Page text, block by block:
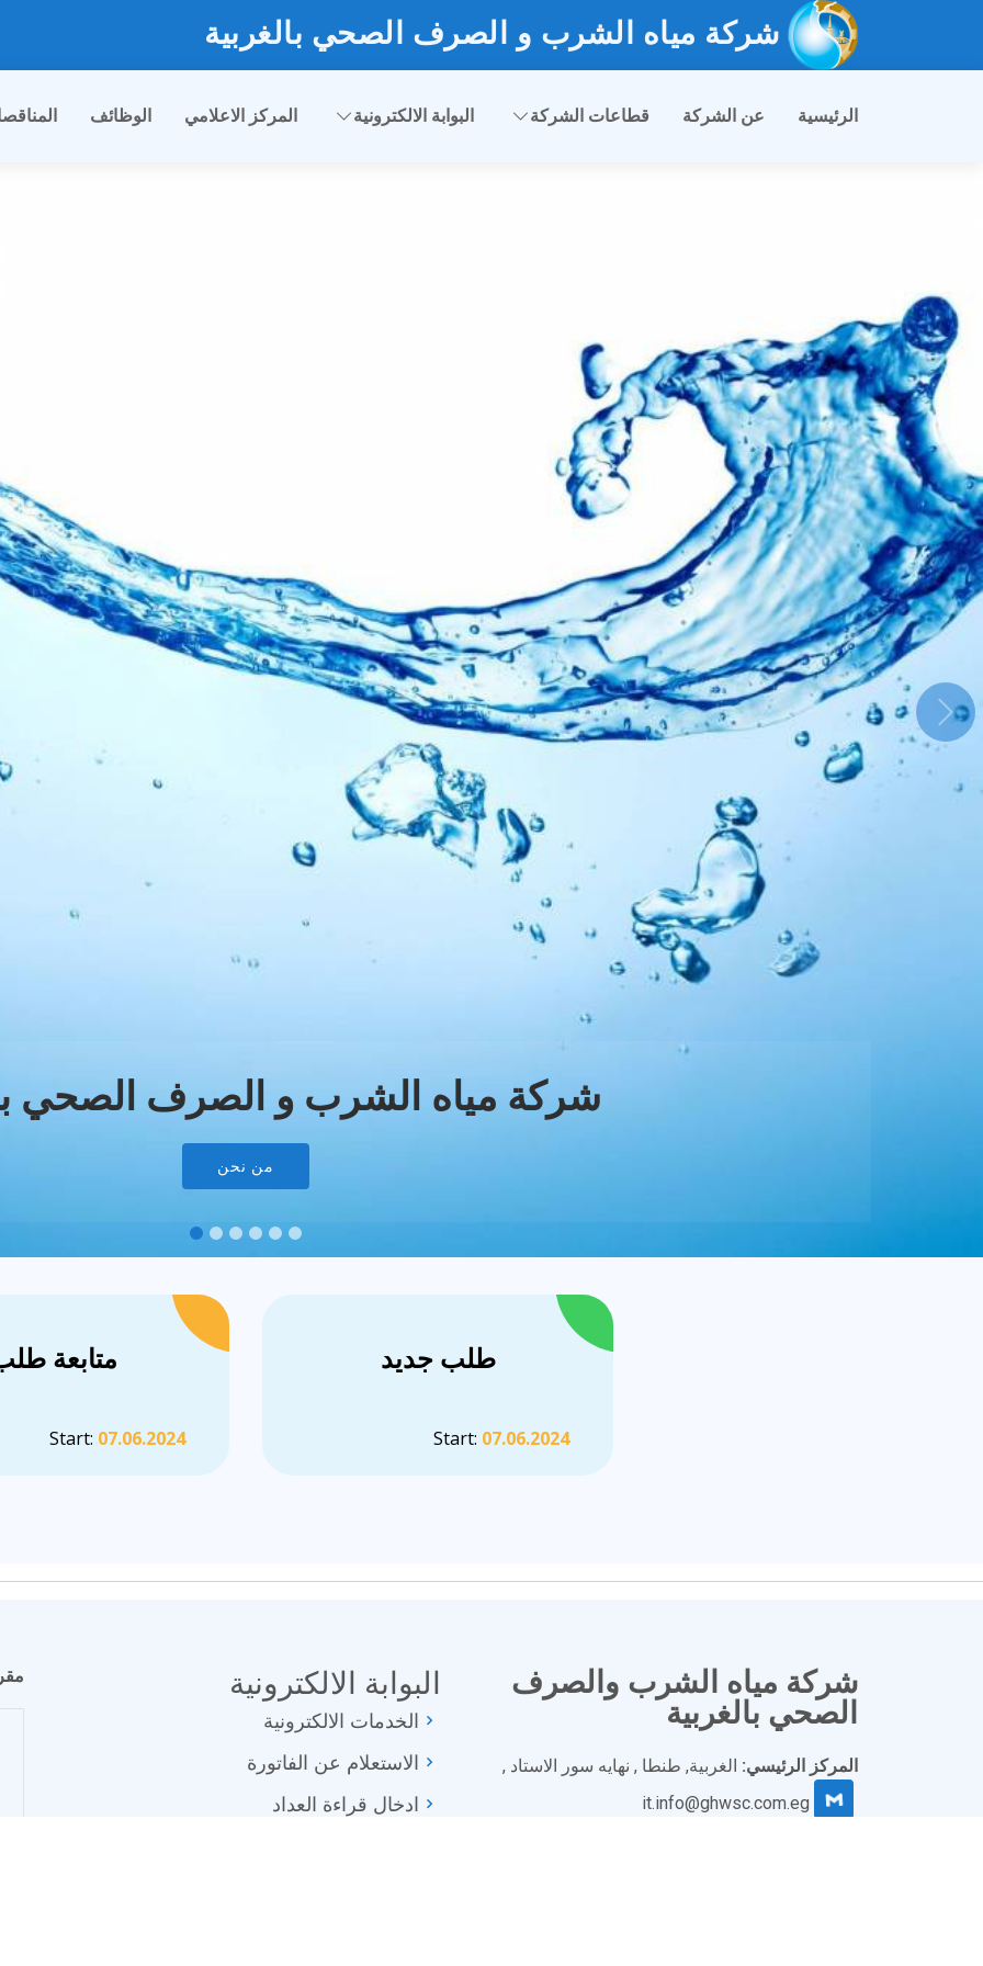
شركة مياه الشرب و الصرف الصحي بالغربية
الرئيسية عن الشركة قطاعات الشركة البوابة الالكترونية المركز الاعلامي الوظائف
شركة مياه الشرب و الصرف الصحي
من نحن
طلب جديد
Start: 07.06.2024
متابعة
Start: 07.06.2024
شركة مياه الشرب والصرف
الصحي بالغربية
المركز الرئيسي: الغربية, طنطا , نهايه سور الاستاد ,
البوابة الالكترونية
الخدمات الالكترونية
الاستعلام عن الفاتورة
ادخال قراءة العداد